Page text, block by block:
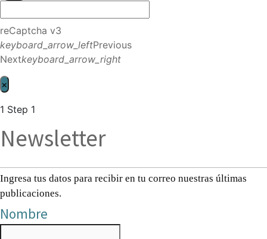
reCaptcha v3
keyboard_arrow_leftPrevious
Nextkeyboard_arrow_right
×
1 Step 1
Newsletter
Ingresa tus datos para recibir en tu correo nuestras últimas
publicaciones.
Nombre